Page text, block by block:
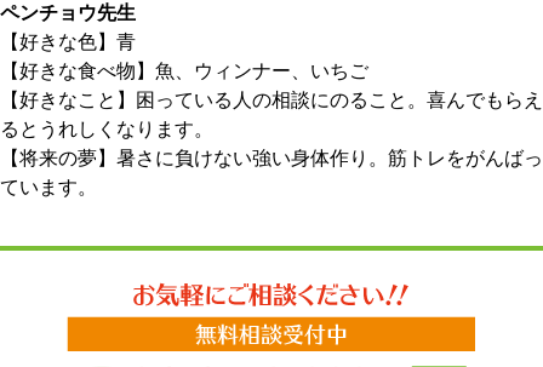
ペンチョウ先生
【好きな色】青
【好きな食べ物】魚、ウィンナー、いちご
【好きなこと】困っている人の相談にのること。喜んでもらえ
るとうれしくなります。
【将来の夢】暑さに負けない強い身体作り。筋トレをがんばっ
ています。